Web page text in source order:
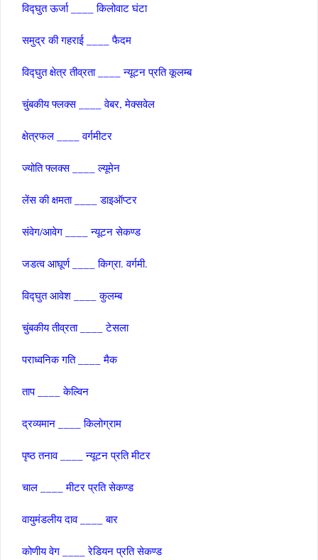
विद्घुत ऊर्जा ____ किलोवाट घंटा
समुद्र की गहराई ____ फैदम
विद्घुत क्षेत्र तीव्रता ____ न्‍यूटन प्रति कूलम्‍ब
चुंबकीय फ्लक्‍स ____ वेबर, मेक्‍सवेल
क्षेत्रफल ____ वर्गमीटर
ज्‍योति फ्लक्‍स ____ ल्‍यूमेन
लेंस की क्षमता ____ डाइऑप्‍टर
संवेग/आवेग ____ न्‍यूटन सेकण्‍ड
जडत्‍व आघूर्ण ____ किग्रा. वर्गमी.
विद्घुत आवेश ____ कुलम्‍ब
चुंबकीय तीव्रता ____ टेसला
पराध्‍वनिक गति ____ मैक
ताप ____ केल्विन
द्रव्‍यमान ____ किलोग्राम
पृष्‍ठ तनाव ____ न्‍यूटन प्रति मीटर
चाल ____ मीटर प्रति सेकण्‍ड
वायुमंडलीय दाव ____ बार
कोणीय वेग ____ रेडियन प्रति सेकण्‍ड